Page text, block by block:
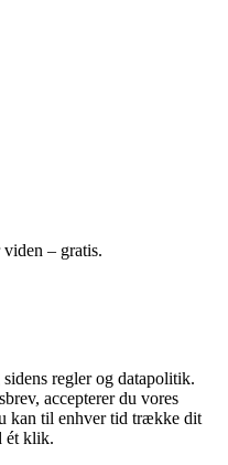
– gratis.
regler og datapolitik.
accepterer du vores
kan til enhver tid trække dit
ét klik.